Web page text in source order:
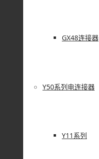
GX48连接器
Y50系列电连接器
Y11系列